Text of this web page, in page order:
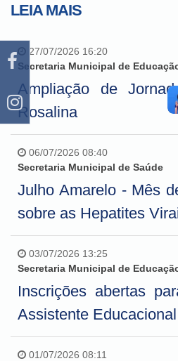
LEIA MAIS
27/07/2026 16:20
Secretaria Municipal de
Ampliação de
Rosalina
06/07/2026 08:40
Secretaria Municipal de Saúde
Julho Amarelo - Mês
sobre as Hepatites
03/07/2026 13:25
Secretaria Municipal de
Inscrições abertas
Assistente Educacional
01/07/2026 08:11